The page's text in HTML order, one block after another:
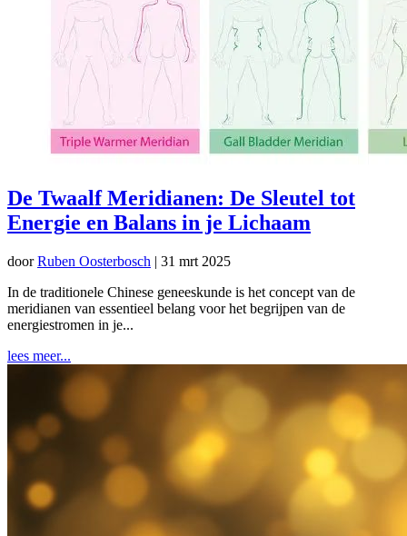
De Twaalf Meridianen: De Sleutel tot
Energie en Balans in je Lichaam
doorRuben Oosterbosch | 31 mrt 2025
In de traditionele Chinese geneeskunde is het concept van de
meridianen van essentieel belang voor het begrijpen van de
energiestromen in je...
lees meer...